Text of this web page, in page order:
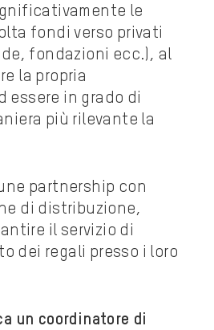
le
fondi verso privati
fondazioni ecc.), al
la propria
essere in grado di
più rilevante la
partnership con
di distribuzione,
il servizio di
dei regali presso i loro
un coordinatore di